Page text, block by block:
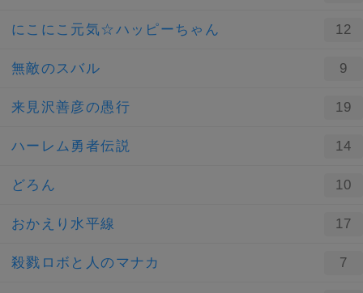
にこにこ元気☆ハッピーちゃん 12
無敵のスバル 9
来見沢善彦の愚行 19
ハーレム勇者伝説 14
どろん 10
おかえり水平線 17
殺戮ロボと人のマナカ 7